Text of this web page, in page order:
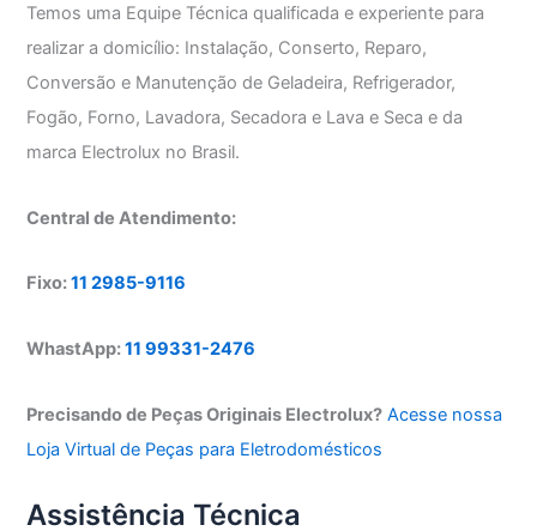
Temos uma Equipe Técnica qualificada e experiente para
realizar a domicílio: Instalação, Conserto, Reparo,
Conversão e Manutenção de Geladeira, Refrigerador,
Fogão, Forno, Lavadora, Secadora e Lava e Seca e da
marca Electrolux no Brasil.
Central de Atendimento:
Fixo:11 2985-9116
WhastApp:11 99331-2476
Precisando de Peças Originais Electrolux? Acesse nossa
Loja Virtual de Peças para Eletrodomésticos
Assistência Técnica